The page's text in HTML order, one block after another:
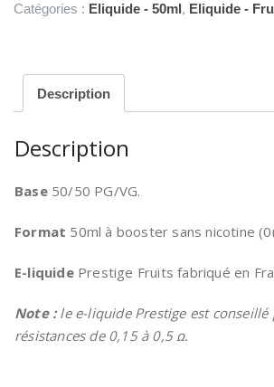
Prestige
Catégories : Eliquide - 50ml, Eliquide -
Description
Description
Base50/50 PG/VG.
Format 50ml à booster sans nicotine
E-liquide Prestige Fruits fabriqué en
Note :le e-liquide Prestige est conseillé
résistances de 0,15 à 0,5 ꭥ.